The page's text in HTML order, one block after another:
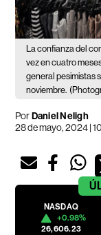
La confianza del
vez en cuatro meses
general pesimistas
noviembre.
PorDaniel Neligh
28 de mayo, 2024 |
NASDAQ
+0.98%
26,606.23